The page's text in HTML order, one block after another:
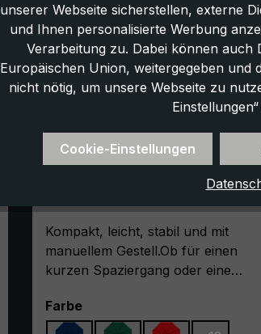
Trekking-Regenschirm light
kompakt, mit Kompass
Kompakt, leicht, stabil und mit
manuellem Gestell.Ob für einen
kurzen Spaziergang oder eine
kompakte Trekking-Regenschirm
"light trek" ist immer dann die erste
Farbeauswählen
unserer Webseite sicherstellen, externe
und Ihnen personalisierte Werbung
Verarbeitung zu. Dabei können
Europäischen Union, weitergegeben und
nicht nötig, um unsere Webseite zu
Cookie-Einstellungen